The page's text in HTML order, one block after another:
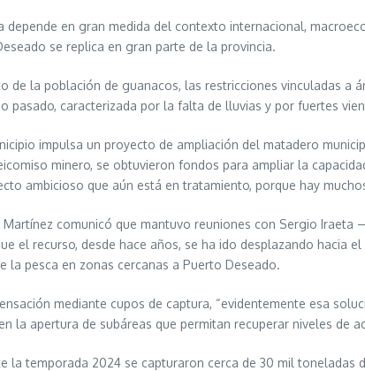
en gran medida del contexto internacional,
se replica en gran parte de la provincia.
de la población de guanacos, las restricciones vinculadas
pasado, caracterizada por la falta de lluvias y por fuertes
impulsa un proyecto de ampliación del matadero
minero, se obtuvieron fondos para ampliar la
ambicioso que aún está en tratamiento, porque hay
Martínez comunicó que mantuvo reuniones con Sergio
el recurso, desde hace años, se ha ido desplazando hacia
la pesca en zonas cercanas a Puerto Deseado.
mediante cupos de captura, “evidentemente esa
la apertura de subáreas que permitan recuperar niveles de
la temporada 2024 se capturaron cerca de 30 mil